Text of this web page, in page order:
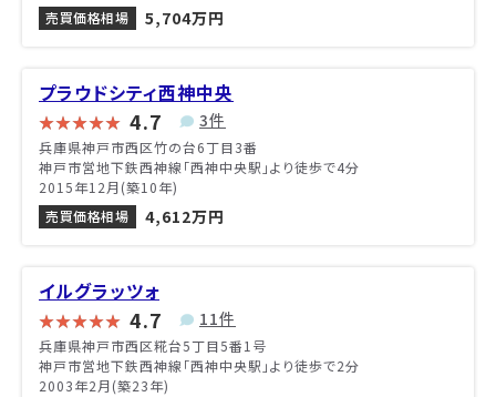
売買価格相場
5,704万円
プラウドシティ西神中央
4.7 3件
兵庫県神戸市西区竹の台6丁目3番
神戸市営地下鉄西神線「西神中央駅」より徒歩で4分
2015年12月(築10年)
売買価格相場
4,612万円
イルグラッツォ
4.7 11件
兵庫県神戸市西区糀台5丁目5番1号
神戸市営地下鉄西神線「西神中央駅」より徒歩で2分
2003年2月(築23年)